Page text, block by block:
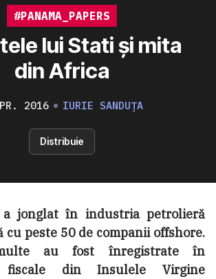
#PANAMA_PAPERS
lui Stati și mita
din Africa
2016 IURIE SANDUȚA
Distribuie
a jonglat în industria petrolieră
peste 50 de companii offshore.
au fost înregistrate în
fiscale din Insulele Virgine